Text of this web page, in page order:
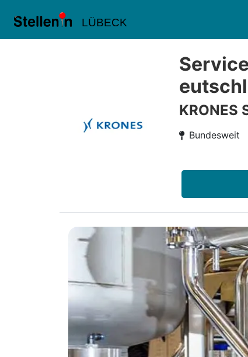
LÜBECK
KRONES
Bundesweit